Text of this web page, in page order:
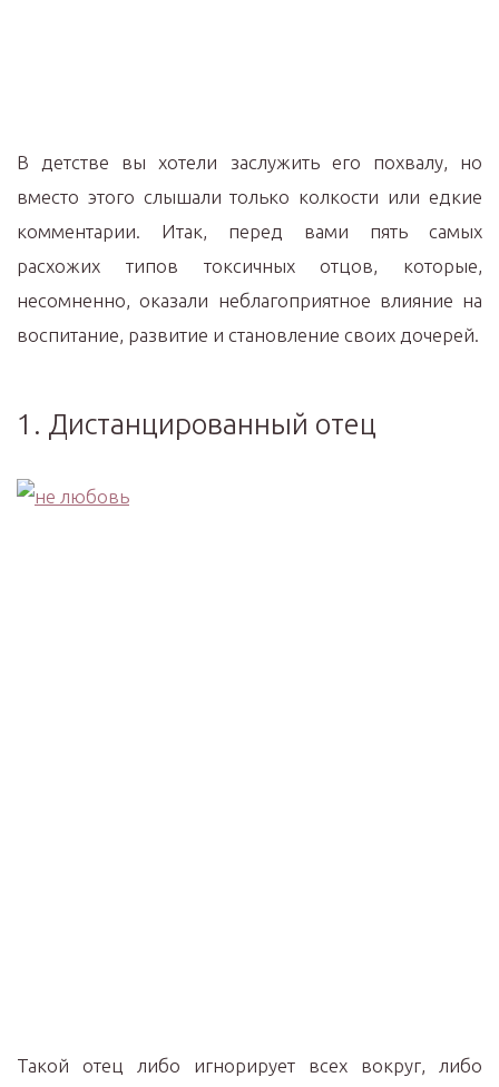
В детстве вы хотели заслужить его похвалу, но
вместо этого слышали только колкости или едкие
комментарии. Итак, перед вами пять самых
расхожих типов токсичных отцов, которые,
несомненно, оказали неблагоприятное влияние на
воспитание, развитие и становление своих дочерей.
1. Дистанцированный отец
Такой отец либо игнорирует всех вокруг, либо